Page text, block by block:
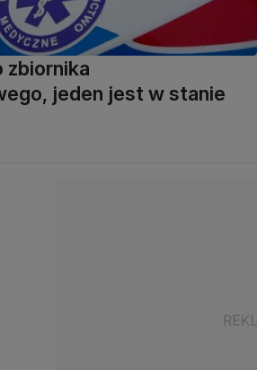
zbiornika
jeden jest w stanie